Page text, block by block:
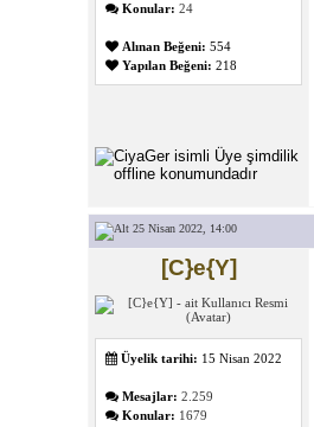
Konular: 24
Alınan Beğeni: 554
Yapılan Beğeni: 218
25 Nisan 2022, 14:00
[C}e{Y]
Üyelik tarihi: 15 Nisan 2022
Mesajlar: 2.259
Konular: 1679